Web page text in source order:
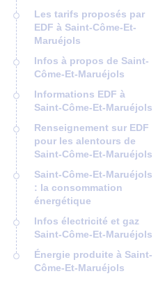
Les tarifs proposés par
EDF à Saint-Côme-Et-
Maruéjols
Infos à propos de Saint-
Côme-Et-Maruéjols
Informations EDF à
Saint-Côme-Et-Maruéjols
Renseignement sur EDF
pour les alentours de
Saint-Côme-Et-Maruéjols
Saint-Côme-Et-Maruéjols
: la consommation
énergétique
Infos électricité et gaz
Saint-Côme-Et-Maruéjols
Énergie produite à Saint-
Côme-Et-Maruéjols